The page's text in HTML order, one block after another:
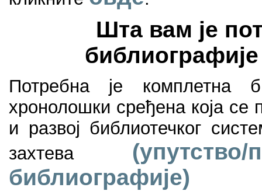
Шта вам је
Потребна је комплетна
хронолошки сређена која
и развој библиотечког
захтева
библиографије)